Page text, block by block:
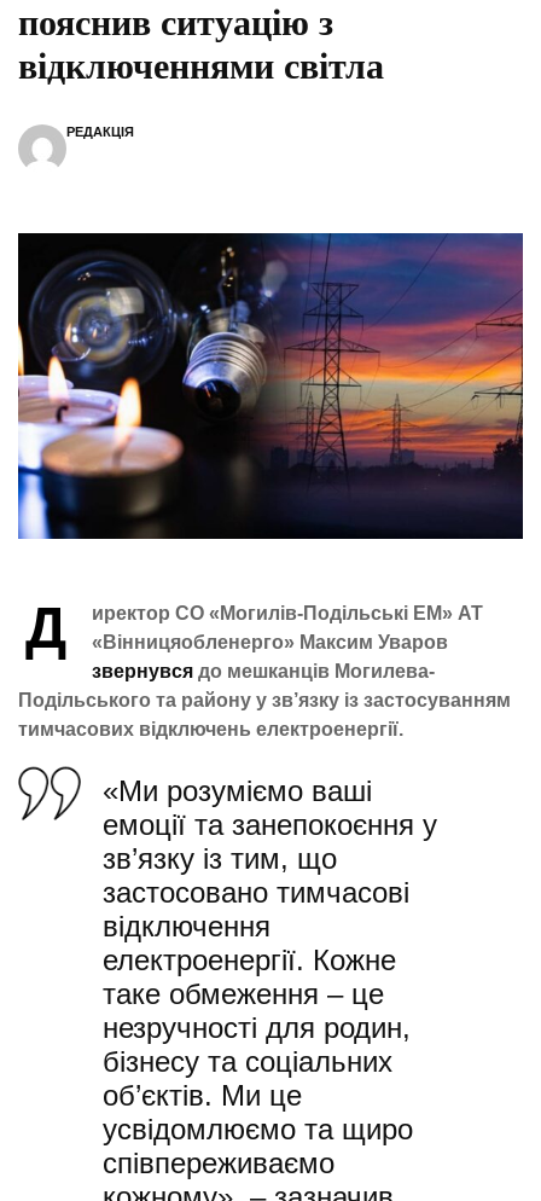
пояснив ситуацію з
відключеннями світла
РЕДАКЦІЯ
Д
иректор СО «Могилів-Подільські ЕМ» АТ
«Вінницяобленерго» Максим Уваров
звернувся до мешканців Могилева-
Подільського та району у зв’язку із застосуванням
тимчасових відключень електроенергії.
«Ми розуміємо ваші
емоції та занепокоєння у
зв’язку із тим, що
застосовано тимчасові
відключення
електроенергії. Кожне
таке обмеження – це
незручності для родин,
бізнесу та соціальних
об’єктів. Ми це
усвідомлюємо та щиро
співпереживаємо